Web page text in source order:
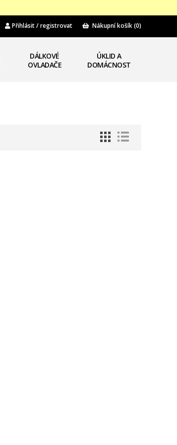
Přihlásit / registrovat Nákupní košík(0)
DÁLKOVÉ
OVLADAČE
ÚKLID A
DOMÁCNOST